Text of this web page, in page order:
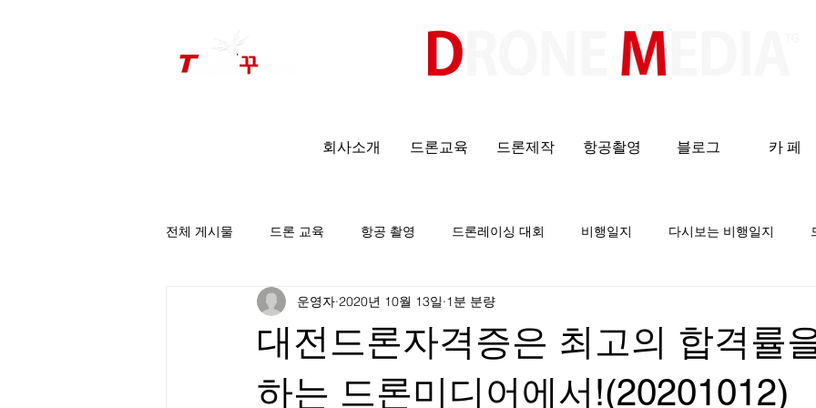
회사소개 드론교육 드론제작 항공촬영 블로그 카 페
전체 게시물 드론 교육 항공 촬영 드론레이싱 대회 비행일지 다시보는 비행일지
팀꾸러기 소식
대전드론자격증은 최고의 합격률
하는 드론미디어에서!(20201012)
운영자 2020년 10월 13일 1분 분량